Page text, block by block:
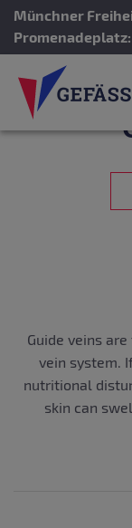
Münchner
Promenadeplatz:
Guide veins
vein system.
nutritional
skin can